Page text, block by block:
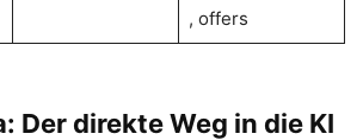
, offers
Der direkte Weg in die KI